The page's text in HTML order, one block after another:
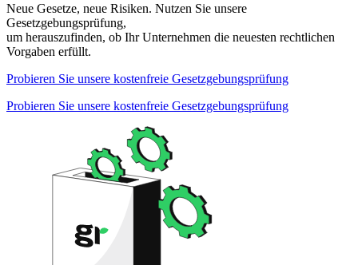
Neue Gesetze, neue Risiken. Nutzen Sie unsere
Gesetzgebungsprüfung,
um herauszufinden, ob Ihr Unternehmen die neuesten rechtlichen
Vorgaben erfüllt.
Probieren Sie unsere kostenfreie Gesetzgebungsprüfung
Probieren Sie unsere kostenfreie Gesetzgebungsprüfung